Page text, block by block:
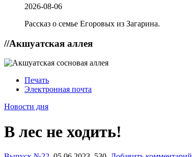
2026-08-06
Рассказ о семье Егоровых из Загарина.
//Акшуатская аллея
Печать
Электронная почта
Новости дня
В лес не ходить!